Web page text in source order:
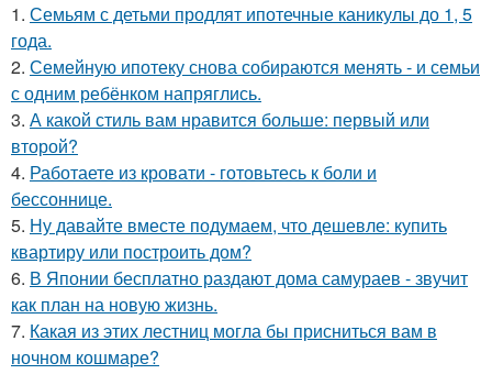
1. Семьям с детьми продлят ипотечные каникулы до 1, 5
года.
2. Семейную ипотеку снова собираются менять - и семьи
с одним ребёнком напряглись.
3. А какой стиль вам нравится больше: первый или
второй?
4. Работаете из кровати - готовьтесь к боли и
бессоннице.
5. Ну давайте вместе подумаем, что дешевле: купить
квартиру или построить дом?
6. В Японии бесплатно раздают дома самураев - звучит
как план на новую жизнь.
7. Какая из этих лестниц могла бы присниться вам в
ночном кошмаре?